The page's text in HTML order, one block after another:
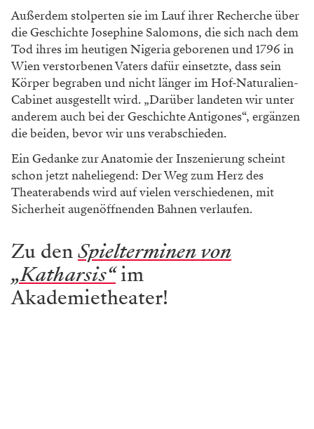
Außerdem stolperten sie im Lauf ihrer Recherche über
die Geschichte Josephine Salomons, die sich nach dem
Tod ihres im heutigen Nigeria geborenen und 1796 in
Wien verstorbenen Vaters dafür einsetzte, dass sein
Körper begraben und nicht länger im Hof-Naturalien-
Cabinet ausgestellt wird. „Darüber landeten wir unter
anderem auch bei der Geschichte Antigones“, ergänzen
die beiden, bevor wir uns verabschieden.
Ein Gedanke zur Anatomie der Inszenierung scheint
schon jetzt naheliegend: Der Weg zum Herz des
Theaterabends wird auf vielen verschiedenen, mit
Sicherheit augenöffnenden Bahnen verlaufen.
Zu denSpielterminen von
„Katharsis“im
Akademietheater!